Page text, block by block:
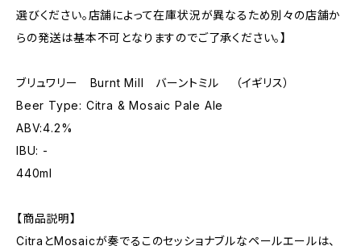
選びください。店舗によって在庫状況が異なるため別々の店舗か
らの発送は基本不可となりますのでご了承ください。】
ブリュワリー Burnt Mill バーントミル （イギリス）
Beer Type: Citra & Mosaic Pale Ale
ABV:4.2%
IBU: -
440ml
【商品説明】
CitraとMosaicが奏でるこのセッショナブルなペールエールは、